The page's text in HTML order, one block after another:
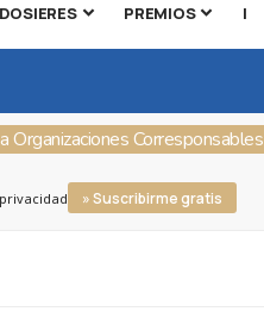
DOSIERES PREMIOS |
Organizaciones Corresponsables
» Suscribirme gratis